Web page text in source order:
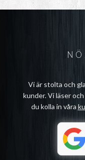
Vi är stolta och
kunder. Vi läser
du kolla in våra